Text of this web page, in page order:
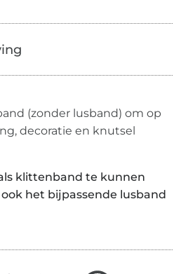
(zonder lusband) om op
decoratie en knutsel
klittenband te kunnen
het bijpassende lusband